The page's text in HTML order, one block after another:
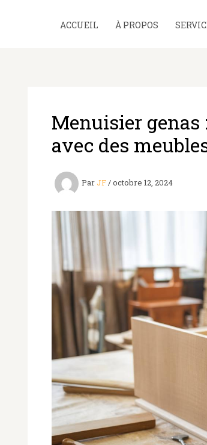
ACCUEIL À PROPOS
Menuisier genas
avec des
Par JF/octobre 12, 2024